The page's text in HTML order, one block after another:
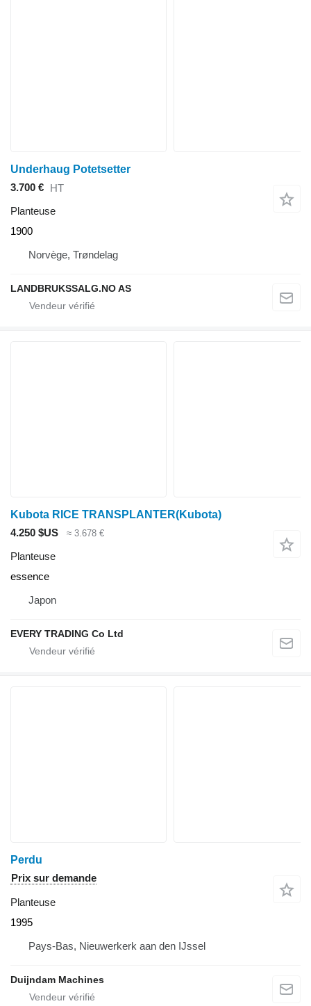
Underhaug Potetsetter
3.700 € HT
Planteuse
1900
Norvège, Trøndelag
LANDBRUKSSALG.NO AS
Kubota RICE TRANSPLANTER(Kubota)
4.250 $US
≈ 3.678 €
Planteuse
essence
Japon
EVERY TRADING Co Ltd
Perdu
Prix sur demande
Planteuse
1995
Pays-Bas, Nieuwerkerk aan den IJssel
Duijndam Machines